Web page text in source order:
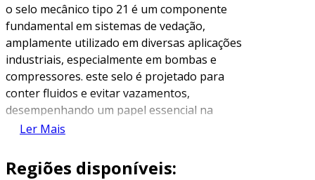
o selo mecânico tipo 21 é um componente
fundamental em sistemas de vedação,
amplamente utilizado em diversas aplicações
industriais, especialmente em bombas e
compressores. este selo é projetado para
conter fluidos e evitar vazamentos,
desempenhando um papel essencial na
manutenção da eficiência operacional e
com uma construção robusta, o selo mecânico
Ler Mais
Regiões disponíveis: